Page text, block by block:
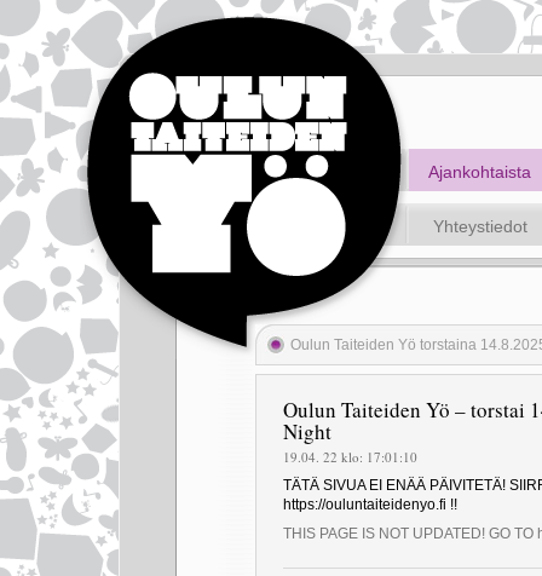
Ajankohtaista
Yhteystiedot
Oulun Taiteiden Yö torstaina
Oulun Taiteiden Yö – torstai
Night
19.04. 22 klo: 17:01:10
TÄTÄ SIVUA EI ENÄÄ PÄIVITETÄ!
https://ouluntaiteidenyo.fi !!
THIS PAGE IS NOT UPDATED! GO